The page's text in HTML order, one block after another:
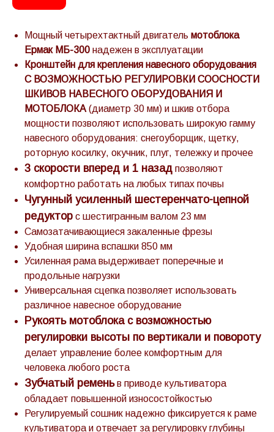
Мощный четырехтактный двигатель мотоблока
Ермак МБ-300 надежен в эксплуатации
Кронштейн для крепления навесного оборудования
С ВОЗМОЖНОСТЬЮ РЕГУЛИРОВКИ СООСНОСТИ
ШКИВОВ НАВЕСНОГО ОБОРУДОВАНИЯ И
МОТОБЛОКА (диаметр 30 мм) и шкив отбора
мощности позволяют использовать широкую гамму
навесного оборудования: снегоуборщик, щетку,
роторную косилку, окучник, плуг, тележку и прочее
3 скорости вперед и 1 назад позволяют
комфортно работать на любых типах почвы
Чугунный усиленный шестеренчато-цепной
редуктор с шестигранным валом 23 мм
Cамозатачивающиеся закаленные фрезы
Удобная ширина вспашки 850 мм
Усиленная рама выдерживает поперечные и
продольные нагрузки
Универсальная сцепка позволяет использовать
различное навесное оборудование
Рукоять мотоблока с возможностью
регулировки высоты по вертикали и повороту
делает управление более комфортным для
человека любого роста
Зубчатый ременьв приводе культиватора
обладает повышенной износостойкостью
Регулируемый сошник надежно фиксируется к раме
культиватора и отвечает за регулировку глубины